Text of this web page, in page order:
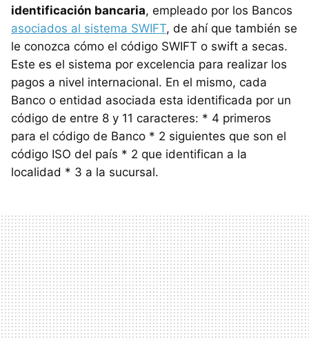
identificación bancaria, empleado por los Bancos
asociados al sistema SWIFT, de ahí que también se
le conozca cómo el código SWIFT o swift a secas.
Este es el sistema por excelencia para realizar los
pagos a nivel internacional. En el mismo, cada
Banco o entidad asociada esta identificada por un
código de entre 8 y 11 caracteres: * 4 primeros
para el código de Banco * 2 siguientes que son el
código ISO del país * 2 que identifican a la
localidad * 3 a la sucursal.